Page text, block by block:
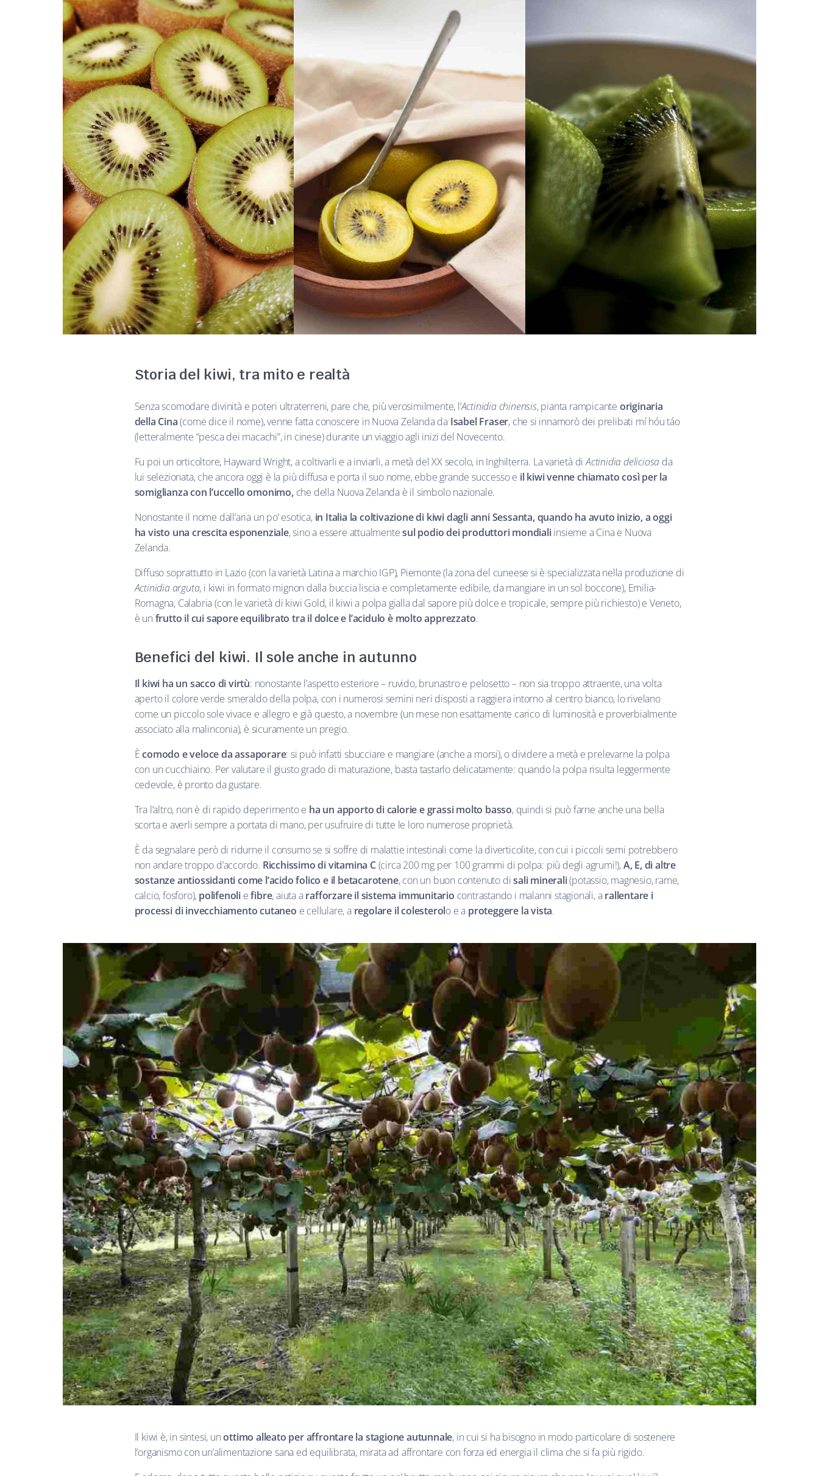
Storia del kiwi, tra mito e realtà
Senza scomodare divinità e poteri ultraterreni, pare che, più verosimilmente, l’Actinidia chinensis, pianta rampicante originaria
della Cina(come dice il nome), venne fatta conoscere in Nuova Zelanda da Isabel Fraser, che si innamorò dei prelibati mí hóu táo
(letteralmente “pesca dei macachi”, in cinese) durante un viaggio agli inizi del Novecento.
Fu poi un orticoltore, Hayward Wright, a coltivarli e a inviarli, a metà del XX secolo, in Inghilterra. La varietà diActinidiadeliciosa da
lui selezionata, che ancora oggi è la più diffusa e porta il suo nome, ebbe grande successo e il kiwi venne chiamato così per la
somiglianza con l’uccello omonimo,che della Nuova Zelanda è il simbolo nazionale.
Nonostante il nome dall’aria un po’ esotica, in Italia la coltivazione di kiwi dagli anni Sessanta, quando ha avuto inizio, a oggi
ha visto una crescita esponenziale, sino a essere attualmentesul podio dei produttorimondialiinsieme a Cina e Nuova
Zelanda.
Diffuso soprattutto in Lazio (con la varietà Latina a marchio IGP), Piemonte (la zona del cuneese si è specializzata nella produzione di
Actinidia arguta, i kiwi in formato mignon dalla buccia liscia e completamente edibile, da mangiare in un sol boccone), Emilia-
Romagna, Calabria (con le varietà di kiwi Gold, il kiwi a polpa gialla dal sapore più dolce e tropicale, sempre più richiesto) e Veneto,
è un frutto il cui sapore equilibrato tra il dolce e l’acidulo è molto apprezzato.
Benefici del kiwi. Il sole anche in autunno
Il kiwi ha un sacco di virtù: nonostante l’aspetto esteriore – ruvido, brunastro e pelosetto – non sia troppo attraente, una volta
aperto il colore verde smeraldo della polpa, con i numerosi semini neri disposti a raggiera intorno al centro bianco, lo rivelano
come un piccolo sole vivace e allegro e già questo, a novembre (un mese non esattamente carico di luminosità e proverbialmente
associato alla malinconia), è sicuramente un pregio.
Ècomodo e veloce da assaporare: si può infatti sbucciare e mangiare (anche a morsi), o dividere a metà e prelevarne la polpa
con un cucchiaino. Per valutare il giusto grado di maturazione, basta tastarlo delicatamente: quando la polpa risulta leggermente
cedevole, è pronto da gustare.
Tra l’altro, non è di rapido deperimento e ha un apporto di calorie e grassi molto basso, quindi si può farne anche una bella
scorta e averli sempre a portata di mano, per usufruire di tutte le loro numerose proprietà.
È da segnalare però di ridurne il consumo se si soffre di malattie intestinali come la diverticolite, con cui i piccoli semi potrebbero
non andare troppo d’accordo. Ricchissimo di vitamina C(circa 200 mg per 100 grammi di polpa: più degli agrumi!),A, E, di altre
sostanze antiossidanti come l’acido folico e il betacarotene, con un buon contenuto disali minerali(potassio, magnesio, rame,
calcio, fosforo), polifenoli efibre, aiuta arafforzare il sistema immunitario contrastando i malanni stagionali, arallentare i
processi di invecchiamento cutaneo e cellulare, a regolare il colesterolo e a proteggere la vista.
Il kiwi è, in sintesi, unottimo alleato per affrontare la stagione autunnale, in cui si ha bisogno in modo particolare di sostenere
l’organismo con un’alimentazione sana ed equilibrata, mirata ad affrontare con forza ed energia il clima che si fa più rigido.